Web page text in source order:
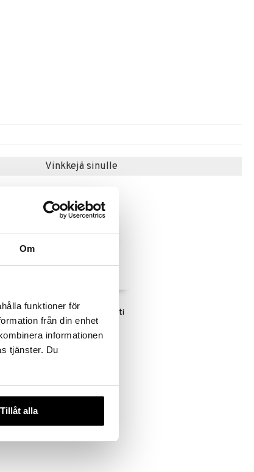
Om
funktioner för
från din enhet
informationen
tjänster. Du
Tillåt alla
Vinkkejä sinulle
Teddykompaniet
Vedettävä lelu Elefantti
TEDDYKOMPANIET
24,90 €